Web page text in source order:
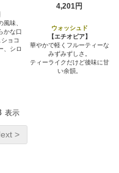
風味、
かな口
ョコ
、シロ
4,201円
ウォッシュド
【エチオピア】
華やかで軽くフルーティーな
みずみずしさ。
ティーライクだけど後味に甘
い余韻。
表示
>